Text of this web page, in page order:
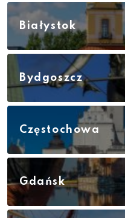
Białystok
Bydgoszcz
Częstochowa
Gdańsk